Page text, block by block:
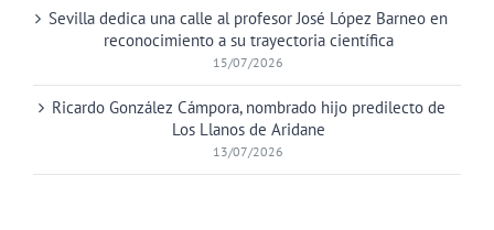
Sevilla dedica una calle al profesor José López Barneo en
reconocimiento a su trayectoria científica
15/07/2026
Ricardo González Cámpora, nombrado hijo predilecto de
Los Llanos de Aridane
13/07/2026